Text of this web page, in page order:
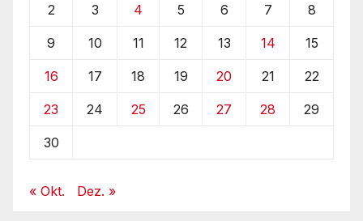
2 3 4 5 6 7 8
9 10 11 12 13 14 15
16 17 18 19 20 21 22
23 24 25 26 27 28 29
30
« Okt. Dez. »